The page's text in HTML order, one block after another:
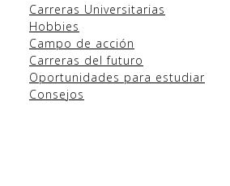
Carreras Universitarias
Hobbies
Campo de acción
Carreras del futuro
Oportunidades para estudiar
Consejos